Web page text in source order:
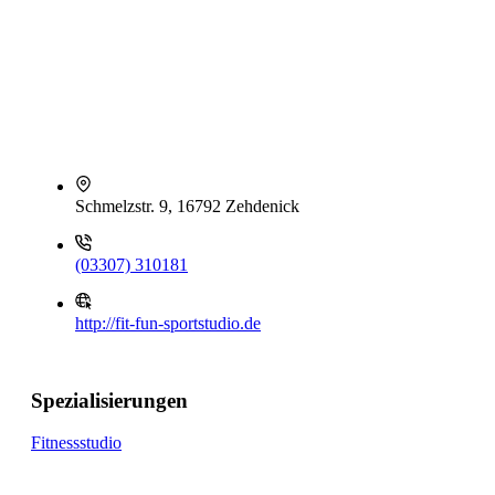
Schmelzstr. 9, 16792 Zehdenick
(03307) 310181
http://fit-fun-sportstudio.de
Spezialisierungen
Fitnessstudio